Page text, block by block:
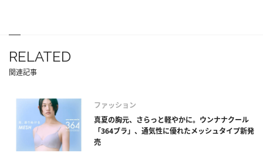
RELATED
関連記事
ファッション
真夏の胸元、さらっと軽やかに。ウンナナクール
「364ブラ」、通気性に優れたメッシュタイプ新発
売